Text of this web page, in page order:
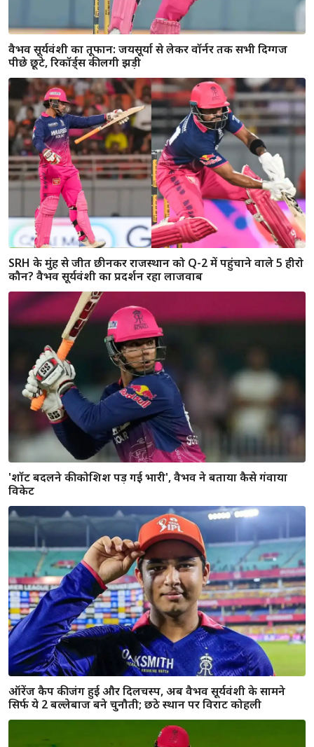
वैभव सूर्यवंशी ने रचा नया इतिहास, एक IPL सीजन में सर्वाधिक रन
बनाने वाले दिग्गज बल्लेबाजों की सूची में बनाई जगह
क्वालीफायर-2 में गुजरात के खिलाफ क्यों नहीं चली राजस्थान की
रणनीति? कप्तान रियान पराग ने किया खुलासा
कम उम्र, बड़ा कारनामा! बटलर का रिकॉर्ड हुआ चकनाचूर, वैभव
सूर्यवंशी ने IPL 2026 में बनाया नया विश्व रिकॉर्ड